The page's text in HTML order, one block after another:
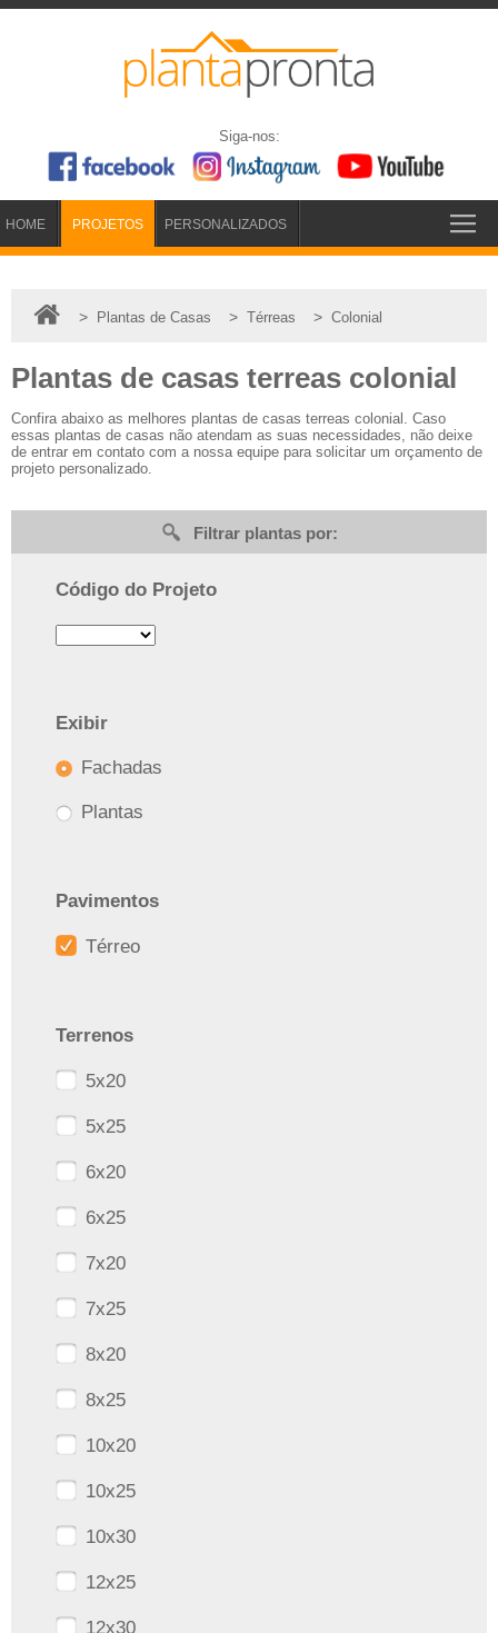
Siga-nos:
HOME PROJETOS PERSONALIZADOS
> Plantas de Casas > Térreas > Colonial
Plantas de casas terreas colonial
Confira abaixo as melhores plantas de casas terreas colonial. Caso
essas plantas de casas não atendam as suas necessidades, não deixe
de entrar em contato com a nossa equipe para solicitar um orçamento de
projeto personalizado.
Filtrar plantas por:
Código do Projeto
Exibir
Fachadas
Plantas
Pavimentos
Térreo
Terrenos
5x20
5x25
6x20
6x25
7x20
7x25
8x20
8x25
10x20
10x25
10x30
12x25
12x30